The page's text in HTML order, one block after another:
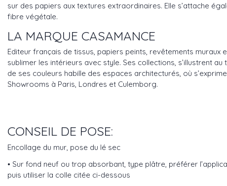
sur des papiers aux textures extraordinaires. Elle s’attache
fibre végétale.
LA MARQUE CASAMANCE
Editeur français de tissus, papiers peints, revêtements
sublimer les intérieurs avec style. Ses collections, s’illustrent
de ses couleurs habille des espaces architecturés, où
Showrooms à Paris, Londres et Culemborg.
CONSEIL DE POSE:
Encollage du mur, pose du lé sec
• Sur fond neuf ou trop absorbant, type plâtre, préférer
puis utiliser la colle citée ci-dessous